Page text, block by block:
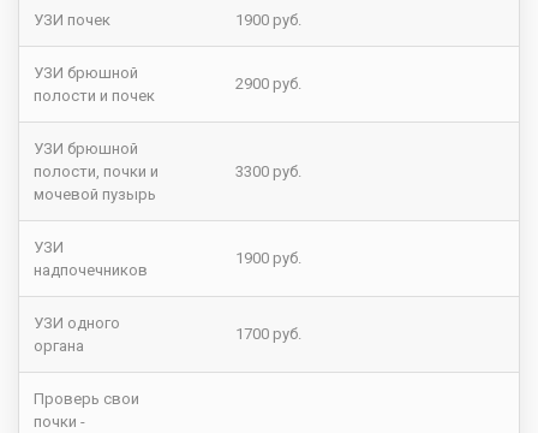
УЗИ почек 1900 руб.
УЗИ брюшной
полости и почек
2900 руб.
УЗИ брюшной
полости, почки и
мочевой пузырь
3300 руб.
УЗИ
надпочечников
1900 руб.
УЗИ одного
органа
1700 руб.
Проверь свои
почки -